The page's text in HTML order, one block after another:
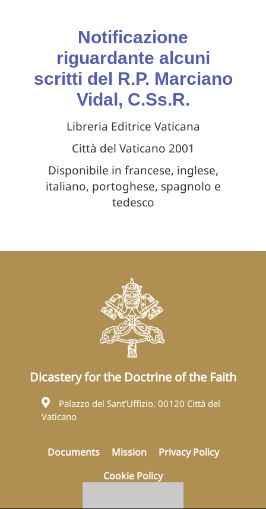
Notificazione
riguardante alcuni
scritti del R.P. Marciano
Vidal, C.Ss.R.
Libreria Editrice Vaticana
Città del Vaticano 2001
Disponibile in francese, inglese,
italiano, portoghese, spagnolo e
tedesco
Dicastery for the Doctrine of the Faith
Palazzo del Sant’Uffizio, 00120 Città del
Vaticano
Documents Mission
Privacy Policy
Cookie Policy